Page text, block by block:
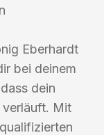
Eberhardt
bei deinem
dein
verläuft. Mit